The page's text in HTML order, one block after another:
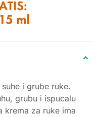
i grube ruke.
grubu i ispucalu
krema za ruke ima